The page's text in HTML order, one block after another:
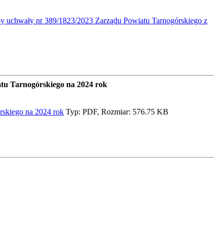
nr 389/1823/2023 Zarządu Powiatu Tarnogórskiego z
Tarnogórskiego na 2024 rok
na 2024 rok Typ: PDF, Rozmiar: 576.75 KB